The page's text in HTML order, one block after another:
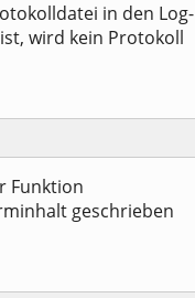
in den Log-
wird kein Protokoll
Funktion
geschrieben